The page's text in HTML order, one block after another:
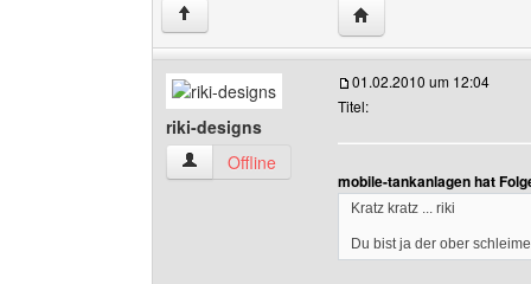
↑ Website dieses
riki-designs
riki-designs Benutzer-Profile anzeigen
Offline
01.02.2010 um 12:04
Titel:
mobile-tankanlagen hat
Kratz kratz ... riki
Du bist ja der ober